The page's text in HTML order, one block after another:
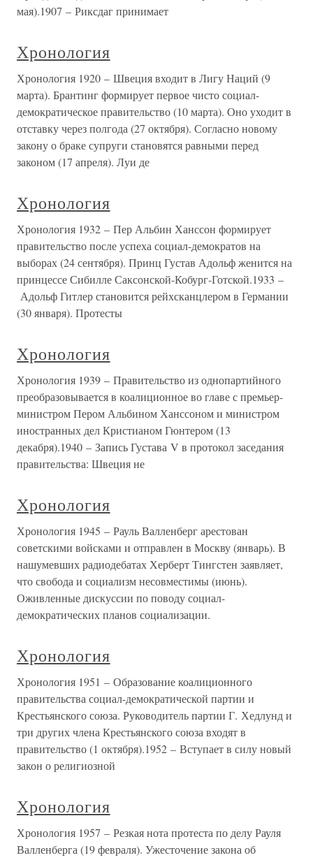
мая).1907 – Риксдаг принимает
Хронология
Хронология 1920 – Швеция входит в Лигу Наций (9
марта). Брантинг формирует первое чисто социал-
демократическое правительство (10 марта). Оно уходит в
отставку через полгода (27 октября). Согласно новому
закону о браке супруги становятся равными перед
законом (17 апреля). Луи де
Хронология
Хронология 1932 – Пер Альбин Ханссон формирует
правительство после успеха социал-демократов на
выборах (24 сентября). Принц Густав Адольф женится на
принцессе Сибилле Саксонской-Кобург-Готской.1933 –
Адольф Гитлер становится рейхсканцлером в Германии
(30 января). Протесты
Хронология
Хронология 1939 – Правительство из однопартийного
преобразовывается в коалиционное во главе с премьер-
министром Пером Альбином Ханссоном и министром
иностранных дел Кристианом Гюнтером (13
декабря).1940 – Запись Густава V в протокол заседания
правительства: Швеция не
Хронология
Хронология 1945 – Рауль Валленберг арестован
советскими войсками и отправлен в Москву (январь). В
нашумевших радиодебатах Херберт Тингстен заявляет,
что свобода и социализм несовместимы (июнь).
Оживленные дискуссии по поводу социал-
демократических планов социализации.
Хронология
Хронология 1951 – Образование коалиционного
правительства социал-демократической партии и
Крестьянского союза. Руководитель партии Г. Хедлунд и
три других члена Крестьянского союза входят в
правительство (1 октября).1952 – Вступает в силу новый
закон о религиозной
Хронология
Хронология 1957 – Резкая нота протеста по делу Рауля
Валленберга (19 февраля). Ужесточение закона об